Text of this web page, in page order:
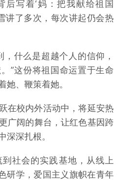
后写着‘妈：把我献给祖国
讲了多次，每次讲起仍会热
什么是超越个人的信仰，
”这份将祖国命运置于生命
她、鞭策着她。
校内外活动中，将延安热
广阔的舞台，让红色基因跨
深深扎根。
社会的实践基地，从线上
研学，爱国主义旗帜在青年